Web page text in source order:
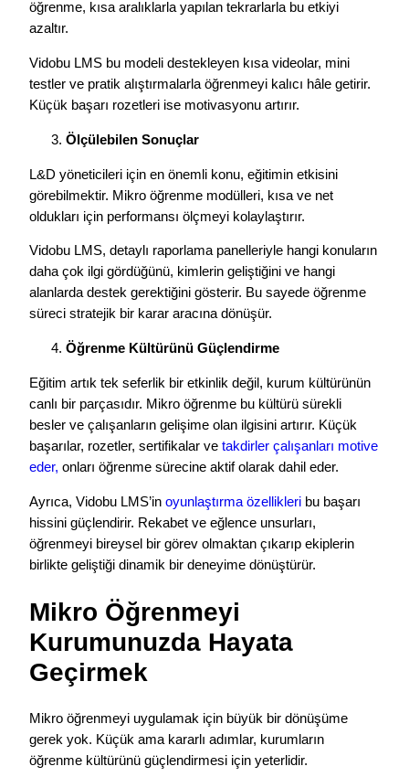
öğrenme, kısa aralıklarla yapılan tekrarlarla bu etkiyi
azaltır.
Vidobu LMS bu modeli destekleyen kısa videolar, mini
testler ve pratik alıştırmalarla öğrenmeyi kalıcı hâle getirir.
Küçük başarı rozetleri ise motivasyonu artırır.
Ölçülebilen Sonuçlar
L&D yöneticileri için en önemli konu, eğitimin etkisini
görebilmektir. Mikro öğrenme modülleri, kısa ve net
oldukları için performansı ölçmeyi kolaylaştırır.
Vidobu LMS, detaylı raporlama panelleriyle hangi konuların
daha çok ilgi gördüğünü, kimlerin geliştiğini ve hangi
alanlarda destek gerektiğini gösterir. Bu sayede öğrenme
süreci stratejik bir karar aracına dönüşür.
Öğrenme Kültürünü Güçlendirme
Eğitim artık tek seferlik bir etkinlik değil, kurum kültürünün
canlı bir parçasıdır. Mikro öğrenme bu kültürü sürekli
besler ve çalışanların gelişime olan ilgisini artırır. Küçük
başarılar, rozetler, sertifikalar ve takdirler çalışanları motive
eder, onları öğrenme sürecine aktif olarak dahil eder.
Ayrıca, Vidobu LMS’in oyunlaştırma özellikleri bu başarı
hissini güçlendirir. Rekabet ve eğlence unsurları,
öğrenmeyi bireysel bir görev olmaktan çıkarıp ekiplerin
birlikte geliştiği dinamik bir deneyime dönüştürür.
Mikro Öğrenmeyi
Kurumunuzda Hayata
Geçirmek
Mikro öğrenmeyi uygulamak için büyük bir dönüşüme
gerek yok. Küçük ama kararlı adımlar, kurumların
öğrenme kültürünü güçlendirmesi için yeterlidir.